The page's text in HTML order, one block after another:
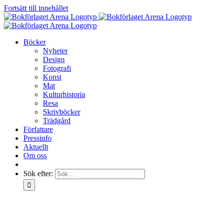
Fortsätt till innehållet
Böcker
Nyheter
Design
Fotografi
Konst
Mat
Kulturhistoria
Resa
Skrivböcker
Trädgård
Författare
Pressinfo
Aktuellt
Om oss
Sök efter: